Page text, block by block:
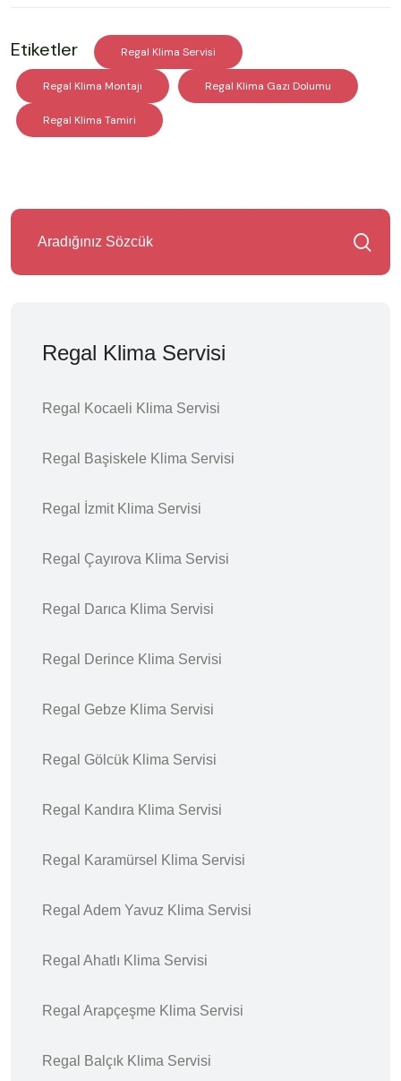
Etiketler Regal Klima Servisi
Regal Klima Montajı Regal Klima Gazı Dolumu
Regal Klima Tamiri
Regal Klima Servisi
Regal Kocaeli Klima Servisi
Regal Başiskele Klima Servisi
Regal İzmit Klima Servisi
Regal Çayırova Klima Servisi
Regal Darıca Klima Servisi
Regal Derince Klima Servisi
Regal Gebze Klima Servisi
Regal Gölcük Klima Servisi
Regal Kandıra Klima Servisi
Regal Karamürsel Klima Servisi
Regal Adem Yavuz Klima Servisi
Regal Ahatlı Klima Servisi
Regal Arapçeşme Klima Servisi
Regal Balçık Klima Servisi